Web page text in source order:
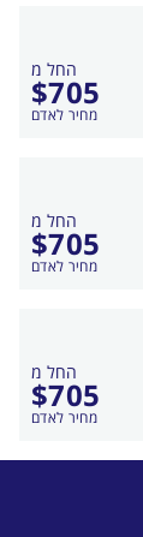
החל מ
$705
מחיר לאדם
החל מ
$705
מחיר לאדם
החל מ
$705
מחיר לאדם